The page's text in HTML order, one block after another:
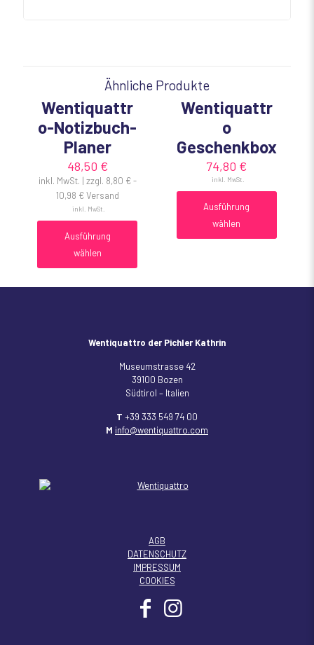
Ähnliche Produkte
Wentiquattr
o-Notizbuch-
Planer
48,50 €
inkl. MwSt.
Ausführung
wählen
Wentiquattr
o
Geschenkbox
74,80 €
inkl. MwSt.
Ausführung
wählen
Wentiquattro der Pichler Kathrin
Museumstrasse 42
39100 Bozen
Südtirol – Italien
T +39 333 549 74 00
M info@wentiquattro.com
AGB
DATENSCHUTZ
IMPRESSUM
COOKIES